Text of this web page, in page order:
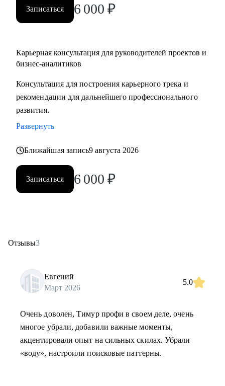
Записаться 6 000 ₽
Карьерная консультация для руководителей проектов и
бизнес-аналитиков
Консультация для построения карьерного трека и
рекомендации для дальнейшего профессионального
развития.
Развернуть
Ближайшая запись9 августа 2026
Записаться 6 000 ₽
Отзывы3
Евгений
Март 2026
5.0
Очень доволен, Тимур профи в своем деле, очень
многое убрали, добавили важные моменты,
акцентировали опыт на сильных скилах. Убрали
«воду», настроили поисковые паттерны.